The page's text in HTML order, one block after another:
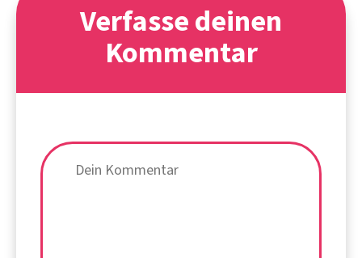
Verfasse deinen
Kommentar